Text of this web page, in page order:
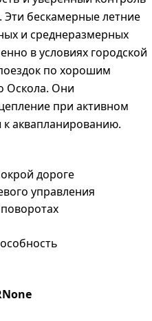
бескамерные летние
и среднеразмерных
в условиях городской
по хорошим
Оскола. Они
при активном
аквапланированию.
дороге
управления